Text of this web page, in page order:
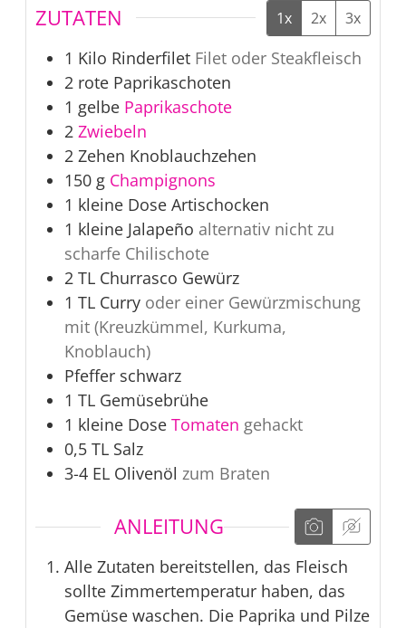
ZUTATEN 1x 2x 3x
1 Kilo Rinderfilet Filet oder Steakfleisch
2 rote Paprikaschoten
1 gelbe Paprikaschote
2 Zwiebeln
2 Zehen Knoblauchzehen
150 g Champignons
1 kleine Dose Artischocken
1 kleine Jalapeño alternativ nicht zu
scharfe Chilischote
2 TL Churrasco Gewürz
1 TL Curry oder einer Gewürzmischung
mit (Kreuzkümmel, Kurkuma,
Knoblauch)
Pfeffer schwarz
1 TL Gemüsebrühe
1 kleine Dose Tomaten gehackt
0,5 TL Salz
3-4 EL Olivenöl zum Braten
ANLEITUNG
Alle Zutaten bereitstellen, das Fleisch
sollte Zimmertemperatur haben, das
Gemüse waschen. Die Paprika und Pilze